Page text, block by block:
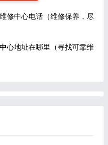
修中心电话（维修保养，尽
心地址在哪里（寻找可靠维